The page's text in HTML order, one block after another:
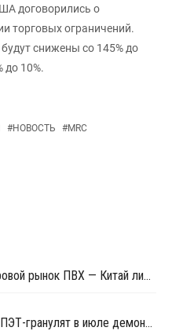
договорились о
торговых ограничений.
снижены со 145% до
до 10%.
#НОВОСТЬ #MRC
Геополитика перестраивает мировой рынок ПВХ — Китай лидирует в экспорте
Китайские цены на бутылочный ПЭТ-гранулят в июле демонстрировали сильную волатильность